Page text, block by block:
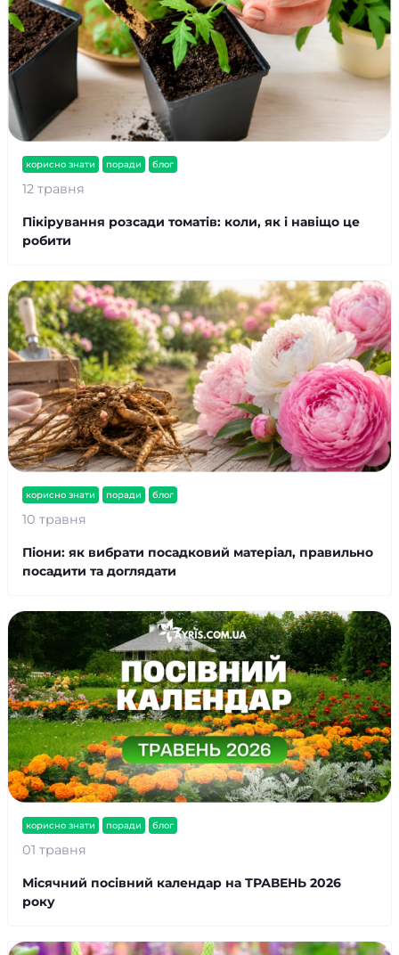
корисно знати поради блог
12 травня
Пікірування розсади томатів: коли, як і навіщо це
робити
корисно знати поради блог
10 травня
Піони: як вибрати посадковий матеріал, правильно
посадити та доглядати
корисно знати поради блог
01 травня
Місячний посівний календар на ТРАВЕНЬ 2026
року